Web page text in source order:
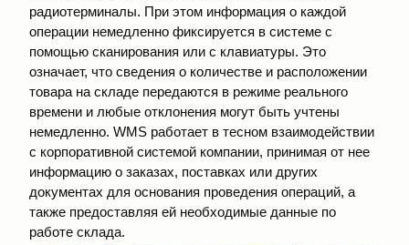
радиотерминалы. При этом информация о каждой
операции немедленно фиксируется в системе с
помощью сканирования или с клавиатуры. Это
означает, что сведения о количестве и расположении
товара на складе передаются в режиме реального
времени и любые отклонения могут быть учтены
немедленно. WMS работает в тесном взаимодействии
с корпоративной системой компании, принимая от нее
информацию о заказах, поставках или других
документах для основания проведения операций, а
также предоставляя ей необходимые данные по
работе склада.